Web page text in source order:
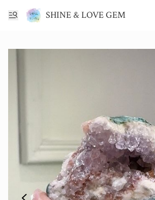
SHINE & LOVE GEM